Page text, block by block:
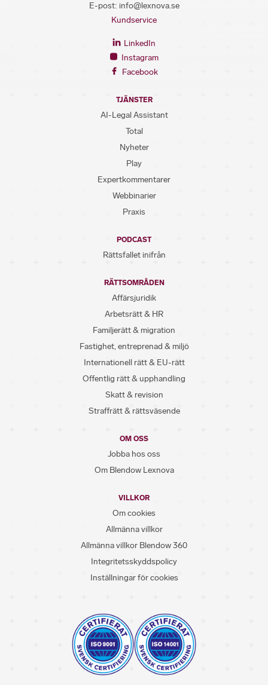
E-post: info@lexnova.se
Kundservice
LinkedIn
Instagram
Facebook
TJÄNSTER
AI-Legal Assistant
Total
Nyheter
Play
Expertkommentarer
Webbinarier
Praxis
PODCAST
Rättsfallet inifrån
RÄTTSOMRÅDEN
Affärsjuridik
Arbetsrätt & HR
Familjerätt & migration
Fastighet, entreprenad & miljö
Internationell rätt & EU-rätt
Offentlig rätt & upphandling
Skatt & revision
Straffrätt & rättsväsende
OM OSS
Jobba hos oss
Om Blendow Lexnova
VILLKOR
Om cookies
Allmänna villkor
Allmänna villkor Blendow 360
Integritetsskyddspolicy
Inställningar för cookies